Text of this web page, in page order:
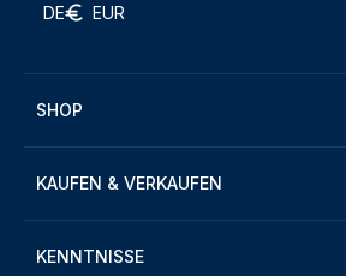
DE EUR
SHOP
KAUFEN & VERKAUFEN
KENNTNISSE